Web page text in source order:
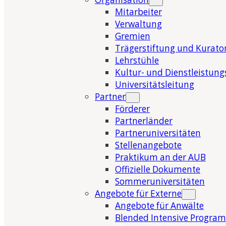
Mitarbeiter
Verwaltung
Gremien
Trägerstiftung und
Lehrstühle
Kultur- und
Universitätsleitung
Partner
Förderer
Partnerländer
Partneruniversitäten
Stellenangebote
Praktikum an der AUB
Offizielle Dokumente
Sommeruniversitäten
Angebote für Externe
Angebote für Anwälte
Blended Intensive Program